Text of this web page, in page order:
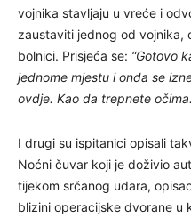
vojnika stavljaju u vreće i
zaustaviti jednog od vojnika,
bolnici. Prisjeća se: “Gotovo
jednome mjestu i onda se
ovdje. Kao da trepnete
I drugi su ispitanici opisali
Noćni čuvar koji je doživio
tijekom srčanog udara,
blizini operacijske dvorane u